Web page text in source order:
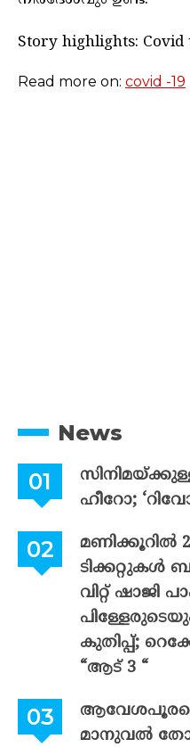
Story highlights:
Read more on: covid -19
News
ഹീറോ;
മണിക്കൂറിൽ
ടിക്കറ്റുകൾ
വിറ്റ് ഷാജി
കുതിപ്പ്;
“ആട് 3 “
മാനുവൽ